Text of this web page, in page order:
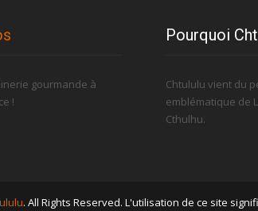
gourmande à
!
Pourquoi
Chtululu vient du
emblématique de
Cthulhu.
. All Rights Reserved. L'utilisation de ce site